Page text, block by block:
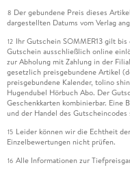
8 Der gebundene Preis dieses
dargestellten Datums vom Verlag
12 Ihr Gutschein SOMMER13 gilt
Gutschein ausschließlich online
zur Abholung mit Zahlung in der
gesetzlich preisgebundene Artikel
preisgebundene Kalender, tolino
Hugendubel Hörbuch Abo. Der
Geschenkkarten kombinierbar. Eine
und der Handel des
15 Leider können wir die Echtheit
Einzelbewertungen nicht prüfen.
16 Alle Informationen zur